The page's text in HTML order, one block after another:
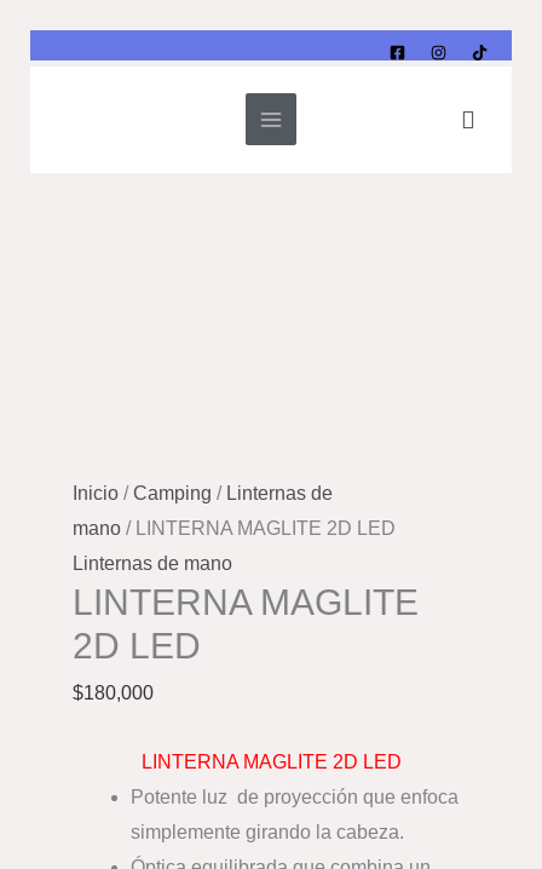
Buscar
Inicio /Camping / Linternas de
mano / LINTERNA MAGLITE 2D LED
Linternas de mano
LINTERNA MAGLITE
2D LED
$180,000
LINTERNA MAGLITE 2D LED
Potente luz de proyección que enfoca
simplemente girando la cabeza.